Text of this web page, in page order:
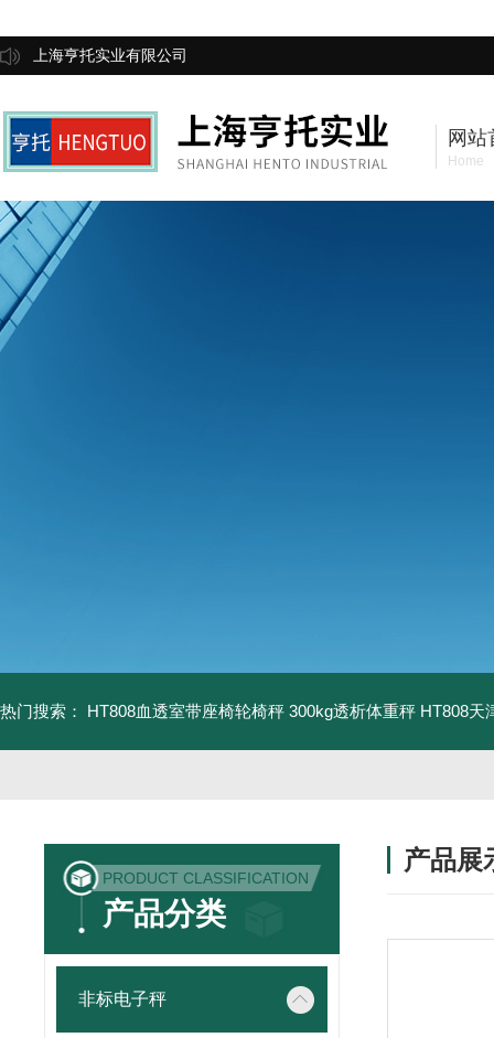
上海亨托实业有限公司
网站
Home
热门搜索： HT808血透室带座椅轮椅秤 300kg透析体重秤 HT808天
PRODUCT CLASSIFICATION
产品分类
非标电子秤
产品展